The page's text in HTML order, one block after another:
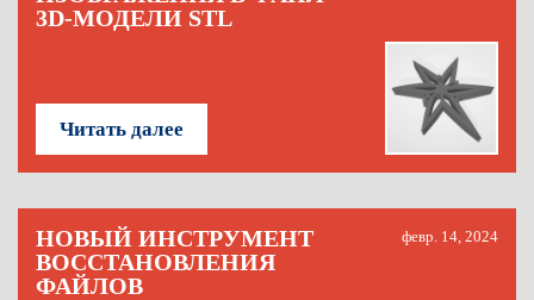
3D-МОДЕЛИ STL
Читать далее
НОВЫЙ ИНСТРУМЕНТ
ВОССТАНОВЛЕНИЯ
ФАЙЛОВ
февр. 14, 2024